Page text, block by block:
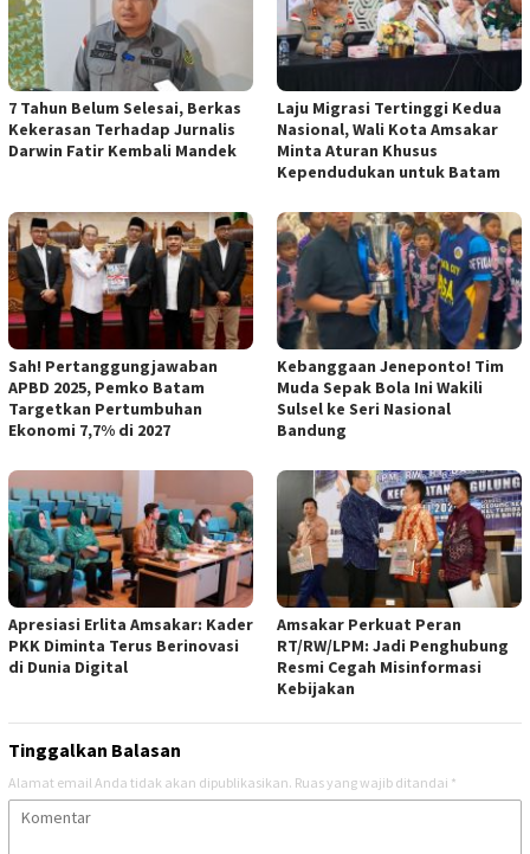
7 Tahun Belum Selesai, Berkas
Kekerasan Terhadap Jurnalis
Darwin Fatir Kembali Mandek
Laju Migrasi Tertinggi Kedua
Nasional, Wali Kota Amsakar
Minta Aturan Khusus
Kependudukan untuk Batam
Sah! Pertanggungjawaban
APBD 2025, Pemko Batam
Targetkan Pertumbuhan
Ekonomi 7,7% di 2027
Kebanggaan Jeneponto! Tim
Muda Sepak Bola Ini Wakili
Sulsel ke Seri Nasional
Bandung
Apresiasi Erlita Amsakar: Kader
PKK Diminta Terus Berinovasi
di Dunia Digital
Amsakar Perkuat Peran
RT/RW/LPM: Jadi Penghubung
Resmi Cegah Misinformasi
Kebijakan
Tinggalkan Balasan
Alamat email Anda tidak akan dipublikasikan. Ruas yang wajib ditandai *